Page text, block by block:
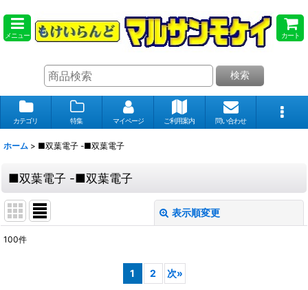
メニュー カート
検索
カテゴリ 特集 マイページ ご利用案内 問い合わせ
ホーム > ■双葉電子 -■双葉電子
■双葉電子 -■双葉電子
表示順変更
100件
1 2 次»